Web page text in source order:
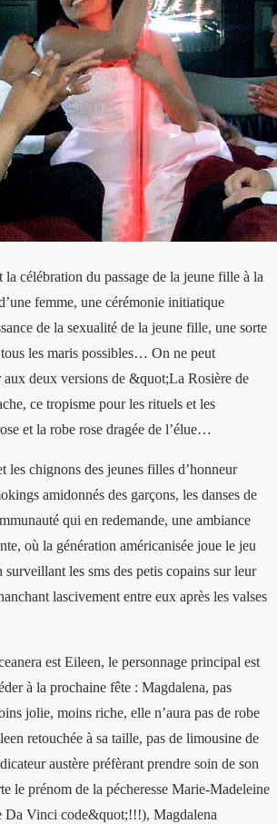
la célébration du passage de la jeune fille à la
femme, une cérémonie initiatique
de la sexualité de la jeune fille, une sorte
les maris possibles… On ne peut
aux deux versions de &quot;La Rosière de
ce tropisme pour les rituels et les
et la robe rose dragée de l’élue…
les chignons des jeunes filles d’honneur
amidonnés des garçons, les danses de
qui en redemande, une ambiance
où la génération américanisée joue le jeu
les sms des petis copains sur leur
lascivement entre eux après les valses
est Eileen, le personnage principal est
à la prochaine fête : Magdalena, pas
jolie, moins riche, elle n’aura pas de robe
retouchée à sa taille, pas de limousine de
austère préfèrant prendre soin de son
le prénom de la pécheresse Marie-Madeleine
Da Vinci code&quot;!!!), Magdalena